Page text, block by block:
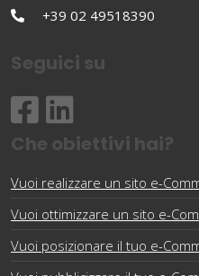
+39 02 49518390
Seguici su
Che obiettivi hai?
Vuoi realizzare un sito e-
Vuoi ottimizzare un sito e-
Vuoi posizionare il tuo e-